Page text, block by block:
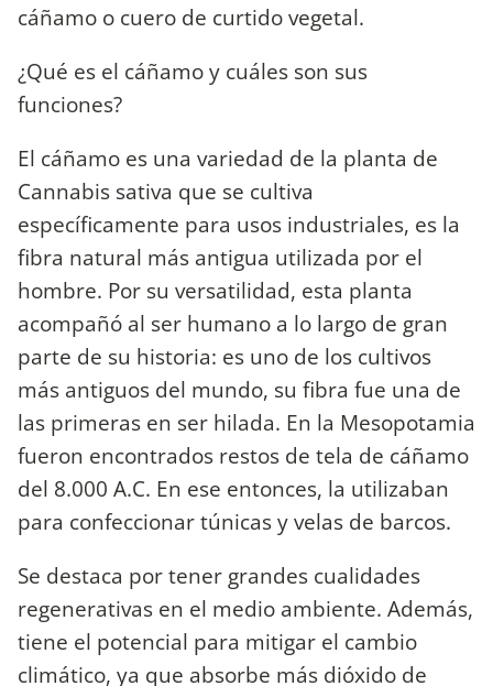
cáñamo o cuero de curtido vegetal.
¿Qué es el cáñamo y cuáles son sus
funciones?
El cáñamo es una variedad de la planta de
Cannabis sativa que se cultiva
específicamente para usos industriales, es la
fibra natural más antigua utilizada por el
hombre. Por su versatilidad, esta planta
acompañó al ser humano a lo largo de gran
parte de su historia: es uno de los cultivos
más antiguos del mundo, su fibra fue una de
las primeras en ser hilada. En la Mesopotamia
fueron encontrados restos de tela de cáñamo
del 8.000 A.C. En ese entonces, la utilizaban
para confeccionar túnicas y velas de barcos.
Se destaca por tener grandes cualidades
regenerativas en el medio ambiente. Además,
tiene el potencial para mitigar el cambio
climático, ya que absorbe más dióxido de